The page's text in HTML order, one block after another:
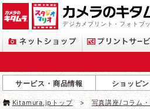
デジカメプリント・フォトブ
サービス・商品情報 ショッピ
Kitamura.jpトップ 写真講座/コラム